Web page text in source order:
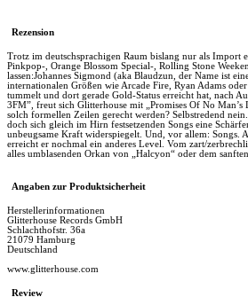
Rezension
Trotz im deutschsprachigen Raum bislang nur als
Pinkpop-, Orange Blossom Special-, Rolling Stone
lassen:Johannes Sigmond (aka Blaudzun, der Name ist
internationalen Größen wie Arcade Fire, Ryan Adams
tummelt und dort gerade Gold-Status erreicht hat, nach
3FM”, freut sich Glitterhouse mit „Promises Of No
solch formellen Zeilen gerecht werden? Selbstredend
doch sich gleich im Hirn festsetzenden Songs eine
unbeugsame Kraft widerspiegelt. Und, vor allem: Songs.
erreicht er nochmal ein anderes Level. Vom zart/
alles umblasenden Orkan von „Halcyon“ oder dem
Angaben zur Produktsicherheit
Herstellerinformationen
Glitterhouse Records GmbH
Schlachthofstr. 36a
21079 Hamburg
Deutschland
www.glitterhouse.com
Review